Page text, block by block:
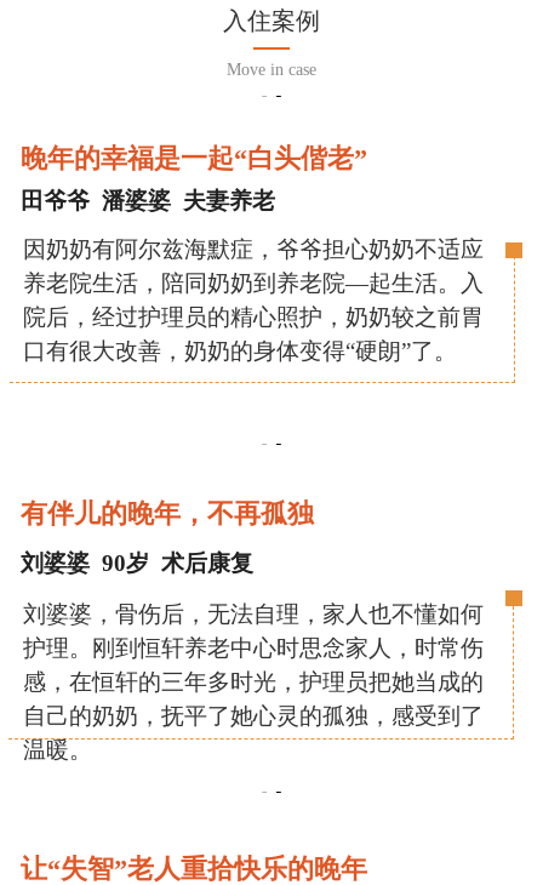
入住案例
Move in case
因奶奶有阿尔兹海默症，爷爷担心奶奶不适应
养老院生活，陪同奶奶到养老院—起生活。入
院后，经过护理员的精心照护，奶奶较之前胃
口有很大改善，奶奶的身体变得“硬朗”了。
田爷爷 潘婆婆 夫妻养老
晚年的幸福是一起“白头偕老”
刘婆婆，骨伤后，无法自理，家人也不懂如何
护理。刚到恒轩养老中心时思念家人，时常伤
感，在恒轩的三年多时光，护理员把她当成的
自己的奶奶，抚平了她心灵的孤独，感受到了
温暖。
有伴儿的晚年，不再孤独
刘婆婆 90岁 术后康复
让“失智”老人重拾快乐的晚年